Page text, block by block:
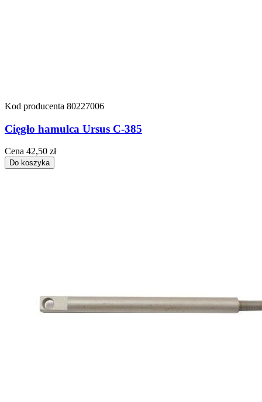
Kod producenta 80227006
Cięgło hamulca Ursus C-385
Cena 42,50 zł
Do koszyka